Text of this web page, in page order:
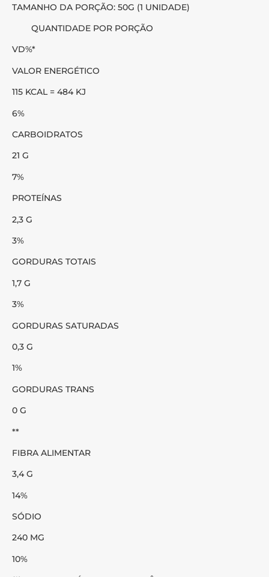
TAMANHO DA PORÇÃO: 50G (1 UNIDADE)
QUANTIDADE POR PORÇÃO
VD%*
VALOR ENERGÉTICO
115 KCAL = 484 KJ
6%
CARBOIDRATOS
21 G
7%
PROTEÍNAS
2,3 G
3%
GORDURAS TOTAIS
1,7 G
3%
GORDURAS SATURADAS
0,3 G
1%
GORDURAS TRANS
0 G
**
FIBRA ALIMENTAR
3,4 G
14%
SÓDIO
240 MG
10%